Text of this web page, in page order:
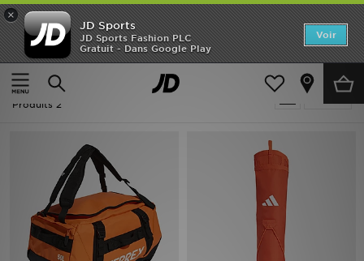
×
JD Sports
JD Sports Fashion PLC
Gratuit - Dans Google Play
Voir
Accueil
Homme Accessoires Homme Bagagerie
Homme - Orange Bagagerie
Produits 2
Accueil
Nouveautés
Homme
Collections
Marques